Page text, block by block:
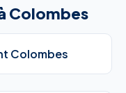
Colombes
Colombes